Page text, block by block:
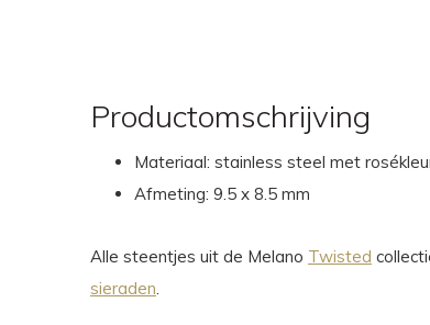
Productomschrijving
Materiaal: stainless steel met
Afmeting: 9.5 x 8.5 mm
Alle steentjes uit de Melano Twisted
sieraden.